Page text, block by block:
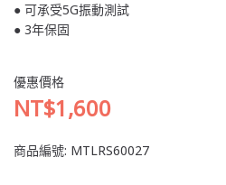
● 可承受5G振動測試
● 3年保固
優惠價格
NT$1,600
商品編號: MTLRS60027